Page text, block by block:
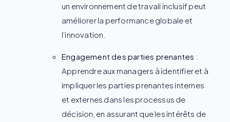
un environnement de travail inclusif peut
améliorer la performance globale et
l’innovation.
Engagement des parties prenantes :
Apprendre aux managers à identifier et à
impliquer les parties prenantes internes
et externes dans les processus de
décision, en assurant que les intérêts de